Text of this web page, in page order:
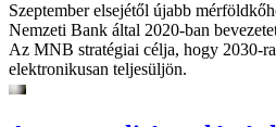
Szeptember elsejétől újabb
Nemzeti Bank által 2020-ban
Az MNB stratégiai célja, hogy 2030-
elektronikusan teljesüljön.